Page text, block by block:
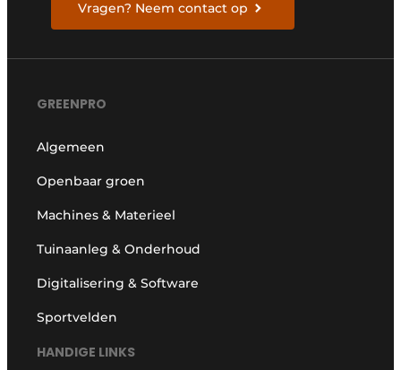
Vragen? Neem contact op
GREENPRO
Algemeen
Openbaar groen
Machines & Materieel
Tuinaanleg & Onderhoud
Digitalisering & Software
Sportvelden
HANDIGE LINKS